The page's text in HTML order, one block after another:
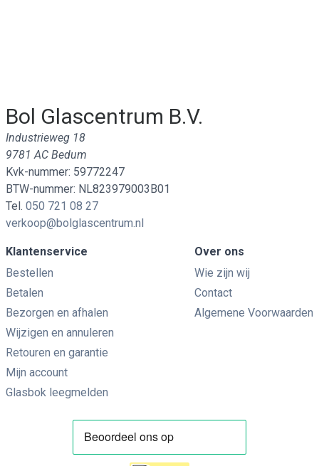
Bol Glascentrum B.V.
Industrieweg 18
9781 AC Bedum
Kvk-nummer: 59772247
BTW-nummer: NL823979003B01
Tel. 050 721 08 27
verkoop@bolglascentrum.nl
Klantenservice
Bestellen
Betalen
Bezorgen en afhalen
Wijzigen en annuleren
Retouren en garantie
Mijn account
Glasbok leegmelden
Over ons
Wie zijn wij
Contact
Algemene Voorwaarden